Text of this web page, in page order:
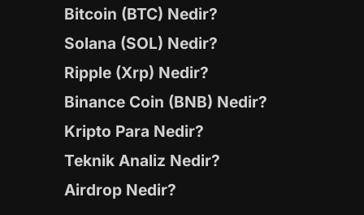
Bitcoin (BTC) Nedir?
Solana (SOL) Nedir?
Ripple (Xrp) Nedir?
Binance Coin (BNB) Nedir?
Kripto Para Nedir?
Teknik Analiz Nedir?
Airdrop Nedir?